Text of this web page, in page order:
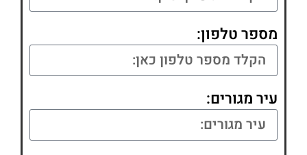
מספר טלפון:
עיר מגורים: